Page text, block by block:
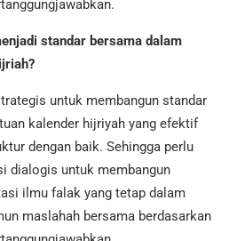
standar bersama dalam
untuk membangun standar
kalender hijriyah yang efektif
dengan baik. Sehingga perlu
dialogis untuk membangun
ilmu falak yang tetap dalam
maslahah bersama berdasarkan